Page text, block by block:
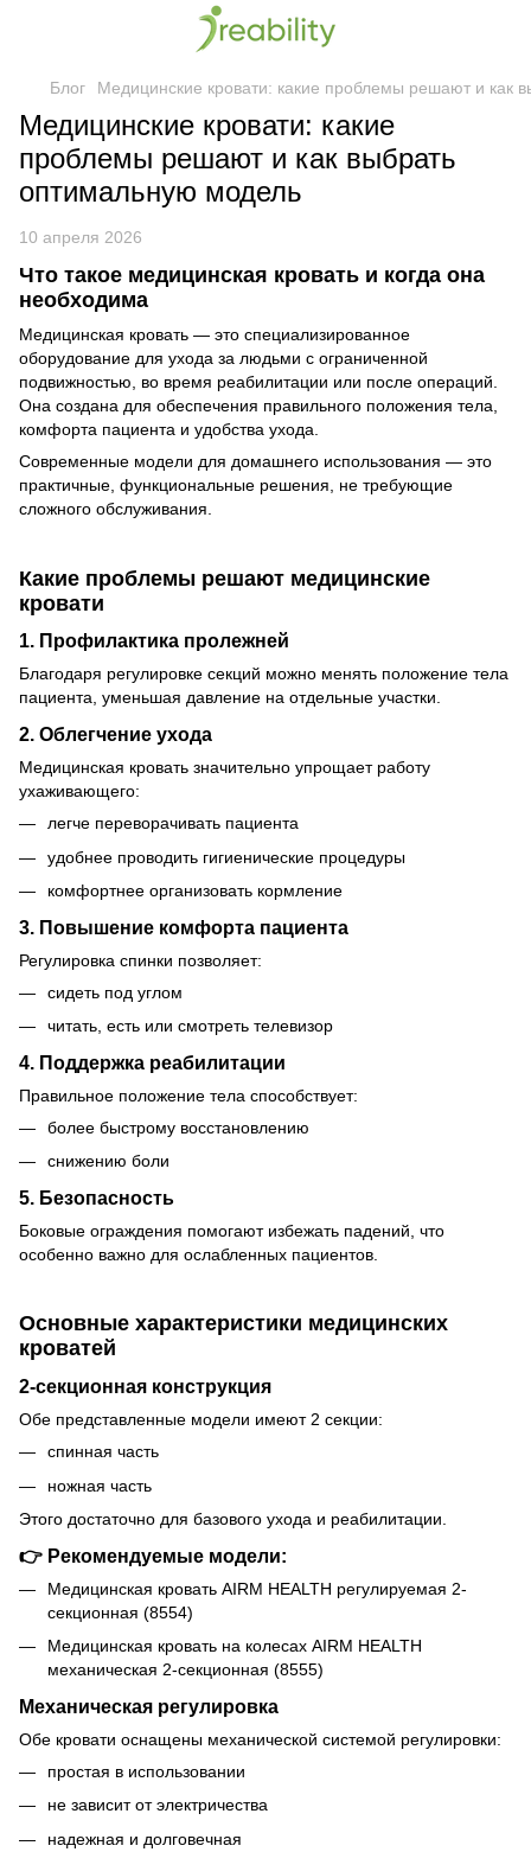
Блог Медицинские кровати: какие проблемы решают и как
Медицинские кровати: какие
проблемы решают и как выбрать
оптимальную модель
10 апреля 2026
Что такое медицинская кровать и когда она
необходима
Медицинская кровать — это специализированное
оборудование для ухода за людьми с ограниченной
подвижностью, во время реабилитации или после операций.
Она создана для обеспечения правильного положения тела,
комфорта пациента и удобства ухода.
Современные модели для домашнего использования — это
практичные, функциональные решения, не требующие
сложного обслуживания.
Какие проблемы решают медицинские
кровати
1. Профилактика пролежней
Благодаря регулировке секций можно менять положение тела
пациента, уменьшая давление на отдельные участки.
2. Облегчение ухода
Медицинская кровать значительно упрощает работу
ухаживающего:
легче переворачивать пациента
удобнее проводить гигиенические процедуры
комфортнее организовать кормление
3. Повышение комфорта пациента
Регулировка спинки позволяет:
сидеть под углом
читать, есть или смотреть телевизор
4. Поддержка реабилитации
Правильное положение тела способствует:
более быстрому восстановлению
снижению боли
5. Безопасность
Боковые ограждения помогают избежать падений, что
особенно важно для ослабленных пациентов.
Основные характеристики медицинских
кроватей
2-секционная конструкция
Обе представленные модели имеют 2 секции:
спинная часть
ножная часть
Этого достаточно для базового ухода и реабилитации.
👉 Рекомендуемые модели:
Медицинская кровать AIRM HEALTH регулируемая 2-
секционная (8554)
Медицинская кровать на колесах AIRM HEALTH
механическая 2-секционная (8555)
Механическая регулировка
Обе кровати оснащены механической системой регулировки:
простая в использовании
не зависит от электричества
надежная и долговечная